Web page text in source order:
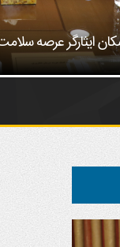
ایثارگر عرصه